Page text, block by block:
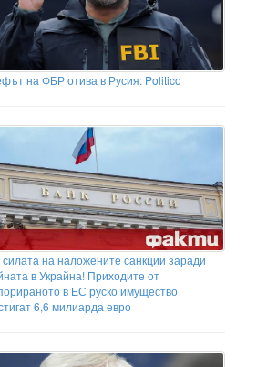
на ФБР отива в Русия: Politico
на наложените санкции заради
в Украйна! Приходите от
в ЕС руско имущество
6,6 милиарда евро